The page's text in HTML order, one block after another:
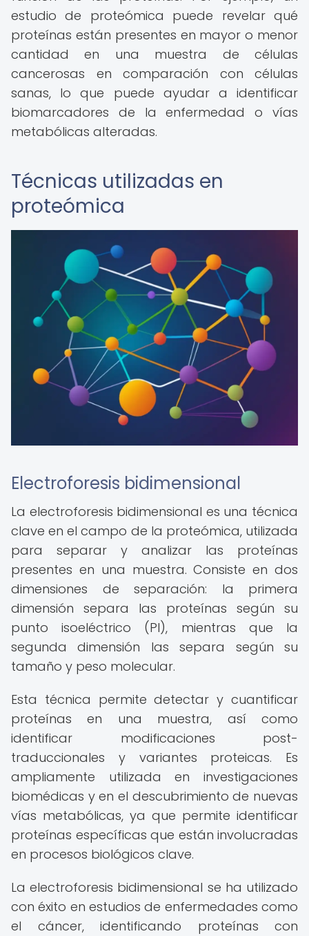
estudio de proteómica puede revelar qué
proteínas están presentes en mayor o menor
cantidad en una muestra de células
cancerosas en comparación con células
sanas, lo que puede ayudar a identificar
biomarcadores de la enfermedad o vías
metabólicas alteradas.
Técnicas utilizadas en
proteómica
Electroforesis bidimensional
La electroforesis bidimensional es una técnica
clave en el campo de la proteómica, utilizada
para separar y analizar las proteínas
presentes en una muestra. Consiste en dos
dimensiones de separación: la primera
dimensión separa las proteínas según su
punto isoeléctrico (PI), mientras que la
segunda dimensión las separa según su
tamaño y peso molecular.
Esta técnica permite detectar y cuantificar
proteínas en una muestra, así como
identificar modificaciones post-
traduccionales y variantes proteicas. Es
ampliamente utilizada en investigaciones
biomédicas y en el descubrimiento de nuevas
vías metabólicas, ya que permite identificar
proteínas específicas que están involucradas
en procesos biológicos clave.
La electroforesis bidimensional se ha utilizado
con éxito en estudios de enfermedades como
el cáncer, identificando proteínas con